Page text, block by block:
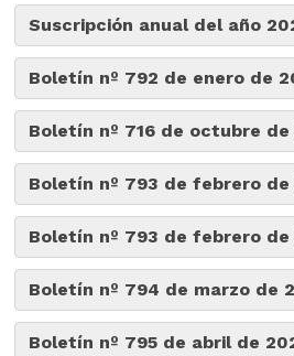
Suscripción anual del año
Boletín nº 792 de enero de
Boletín nº 716 de octubre de
Boletín nº 793 de febrero de
Boletín nº 793 de febrero de
Boletín nº 794 de marzo de
Boletín nº 795 de abril de